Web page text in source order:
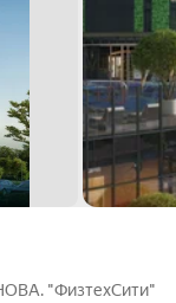
"ФизтехСити"